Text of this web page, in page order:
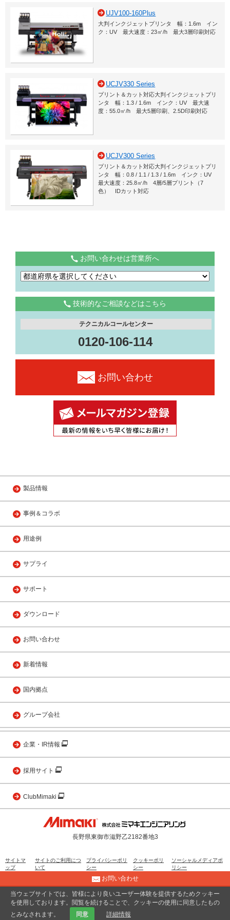
UJV100-160Plus
大判インクジェットプリンタ 幅：1.6m イン
ク：UV 最大速度：23㎡/h 最大3層印刷対応
UCJV330 Series
プリント＆カット対応大判インクジェットプリ
ンタ 幅：1.3 / 1.6m インク：UV 最大速
度：55.0㎡/h 最大5層印刷、2.5D印刷対応
UCJV300 Series
プリント＆カット対応大判インクジェットプリ
ンタ 幅：0.8 / 1.1 / 1.3 / 1.6m インク：UV
最大速度：25.8㎡/h 4層/5層プリント（7
色） IDカット対応
お問い合わせは営業所へ
技術的なご相談などはこちら
テクニカルコールセンター
0120-106-114
お問い合わせ
製品情報
事例＆コラボ
用途例
サプライ
サポート
ダウンロード
お問い合わせ
新着情報
国内拠点
グループ会社
企業・IR情報
採用サイト
ClubMimaki
長野県東御市滋野乙2182番地3
サイトマ
ップ
サイトのご利用につ
いて
プライバシーポリ
シー
クッキーポリ
シー
ソーシャルメディアポ
リシー
© 2001 MIMAKI ENGINEERING CO., LTD.
お問い合わせ
当ウェブサイトでは、皆様により良いユーザー体験を提供するためクッキー
を使用しております。閲覧を続けることで、クッキーの使用に同意したもの
とみなされます。
同意 詳細情報